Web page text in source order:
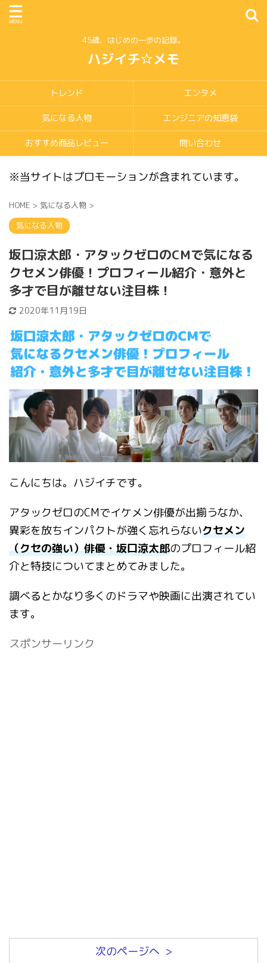
45歳、はじめの一歩の記録。
ハジイチ☆メモ
トレンド エンタメ
気になる人物 エンジニアの知恵袋
おすすめ商品レビュー 問い合わせ
※当サイトはプロモーションが含まれています。
HOME > 気になる人物 >
気になる人物
坂口涼太郎・アタックゼロのCMで気になる
クセメン俳優！プロフィール紹介・意外と
多才で目が離せない注目株！
2020年11月19日
こんにちは。ハジイチです。
アタックゼロのCMでイケメン俳優が出揃うなか、
異彩を放ちインパクトが強く忘れらないクセメン
（クセの強い）俳優・坂口涼太郎のプロフィール紹
介と特技についてまとめてみました。
調べるとかなり多くのドラマや映画に出演されてい
ます。
スポンサーリンク
次のページへ >